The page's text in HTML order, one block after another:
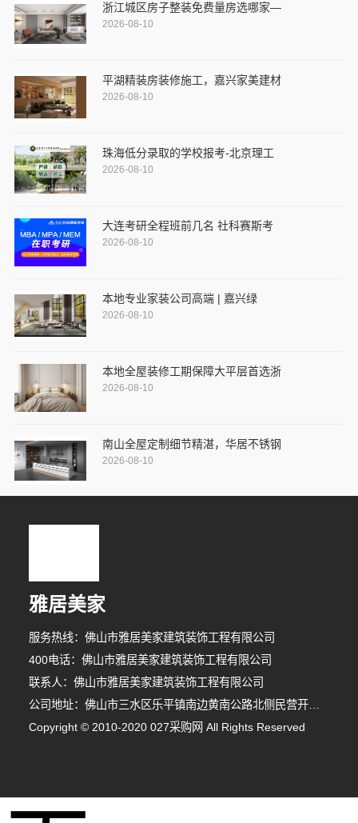
浙江城区房子整装免费量房选哪家—
2026-08-10
平湖精装房装修施工，嘉兴家美建材
2026-08-10
珠海低分录取的学校报考-北京理工
2026-08-10
大连考研全程班前几名 社科赛斯考
2026-08-10
本地专业家装公司高端 | 嘉兴绿
2026-08-10
本地全屋装修工期保障大平层首选浙
2026-08-10
南山全屋定制细节精湛，华居不锈钢
2026-08-10
雅居美家
服务热线：佛山市雅居美家建筑装饰工程有限公司
400电话：佛山市雅居美家建筑装饰工程有限公司
联系人：佛山市雅居美家建筑装饰工程有限公司
公司地址：佛山市三水区乐平镇南边黄南公路北侧民营开发区F1之二
Copyright © 2010-2020 027采购网 All Rights Reserved